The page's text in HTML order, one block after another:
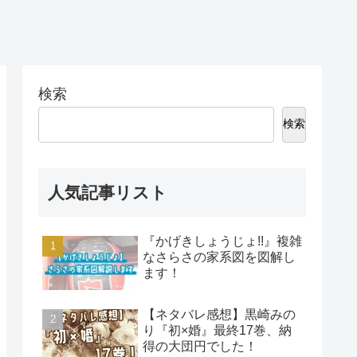
検索
検索
人気記事リスト
『かげきしょうじょ!!』複雑
なさらさの家系図を図解し
ます！
【ネタバレ感想】黒崎みの
り『初×婚』最終17巻、納
得の大団円でした！